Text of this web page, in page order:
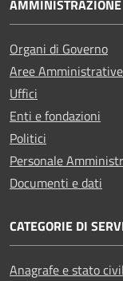
AMMINISTRAZIONE
Organi di Governo
Aree Amministrative
Uffici
Enti e fondazioni
Politici
Personale
Documenti e dati
CATEGORIE DI
Anagrafe e stato